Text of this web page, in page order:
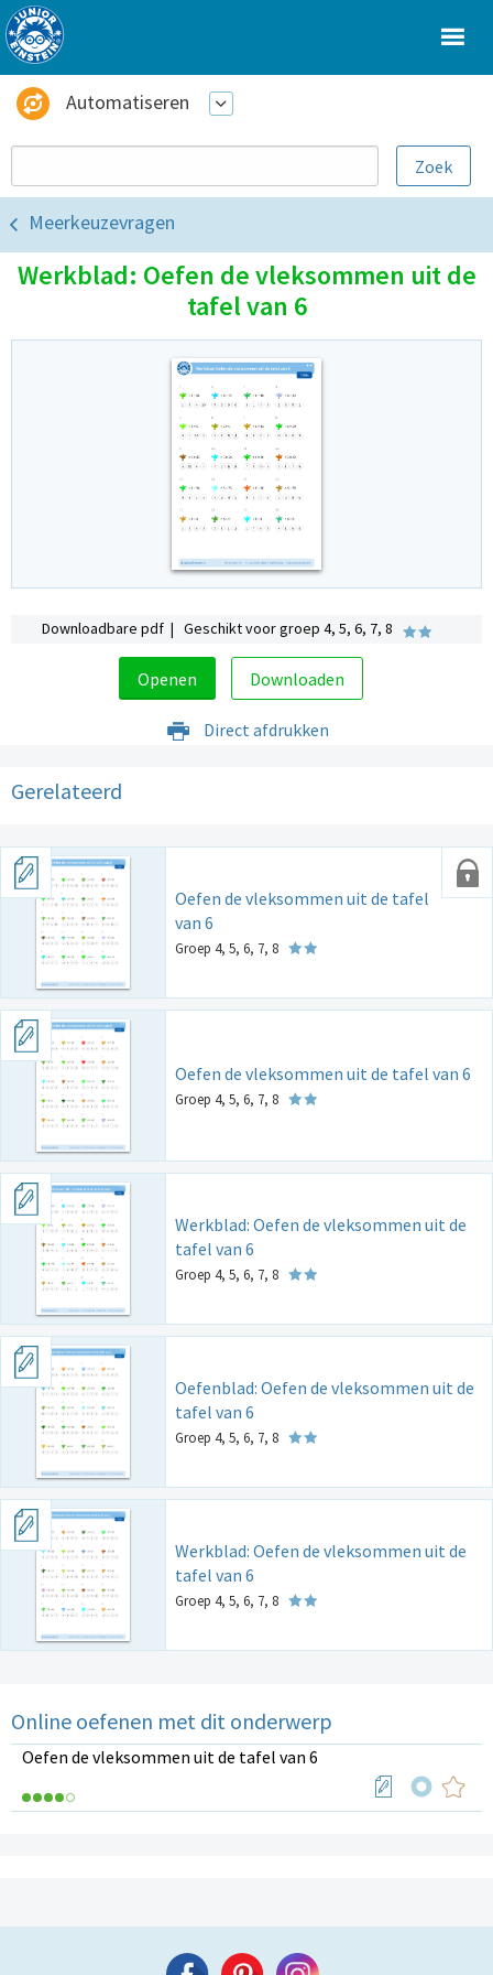
Automatiseren
Meerkeuzevragen
Werkblad: Oefen de vleksommen uit de
tafel van 6
Downloadbare pdf | Geschikt voor groep 4, 5, 6, 7, 8
Openen Downloaden
Direct afdrukken
Gerelateerd
Oefen de vleksommen uit de tafel
van 6
Groep 4, 5, 6, 7, 8
Oefen de vleksommen uit de tafel van 6
Groep 4, 5, 6, 7, 8
Werkblad: Oefen de vleksommen uit de
tafel van 6
Groep 4, 5, 6, 7, 8
Oefenblad: Oefen de vleksommen uit de
tafel van 6
Groep 4, 5, 6, 7, 8
Werkblad: Oefen de vleksommen uit de
tafel van 6
Groep 4, 5, 6, 7, 8
Online oefenen met dit onderwerp
Oefen de vleksommen uit de tafel van 6